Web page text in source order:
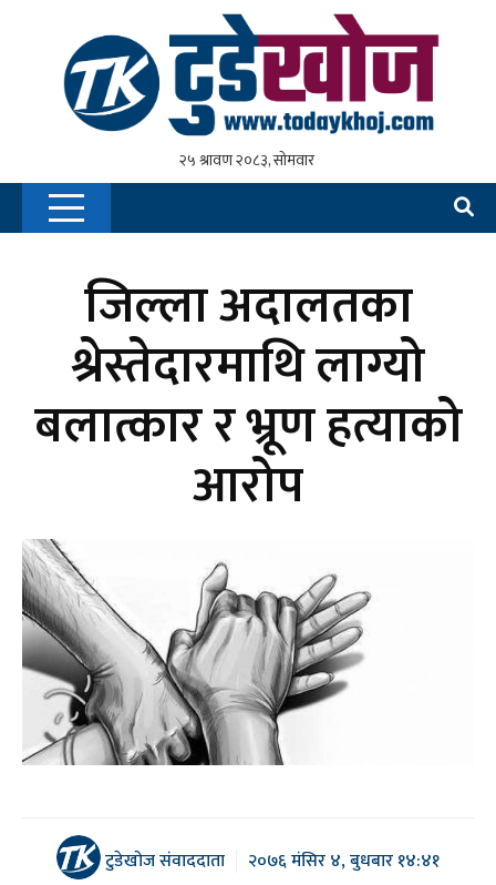
जिल्ला अदालतका
श्रेस्तेदारमाथि लाग्यो
बलात्कार र भ्रूण हत्याको
आरोप
टुडेखोज संवाददाता २०७६ मंसिर ४, बुधबार १४:४१